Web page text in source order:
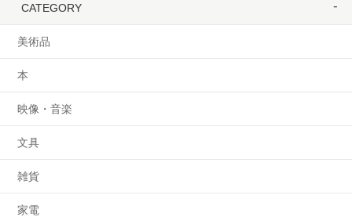
CATEGORY
美術品
本
映像・音楽
文具
雑貨
家電